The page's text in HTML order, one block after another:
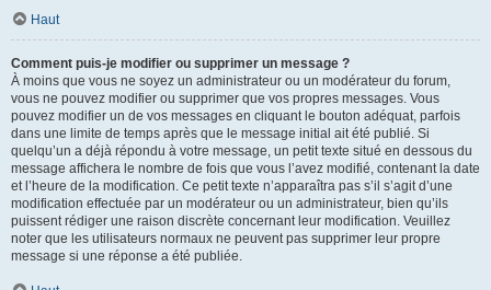
Haut
Comment puis-je modifier ou supprimer un message ?
À moins que vous ne soyez un administrateur ou un modérateur du forum,
vous ne pouvez modifier ou supprimer que vos propres messages. Vous
pouvez modifier un de vos messages en cliquant le bouton adéquat, parfois
dans une limite de temps après que le message initial ait été publié. Si
quelqu’un a déjà répondu à votre message, un petit texte situé en dessous du
message affichera le nombre de fois que vous l’avez modifié, contenant la date
et l’heure de la modification. Ce petit texte n’apparaîtra pas s’il s’agit d’une
modification effectuée par un modérateur ou un administrateur, bien qu’ils
puissent rédiger une raison discrète concernant leur modification. Veuillez
noter que les utilisateurs normaux ne peuvent pas supprimer leur propre
message si une réponse a été publiée.